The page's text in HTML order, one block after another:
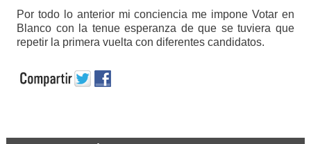
Por todo lo anterior mi conciencia me impone Votar en
Blanco con la tenue esperanza de que se tuviera que
repetir la primera vuelta con diferentes candidatos.